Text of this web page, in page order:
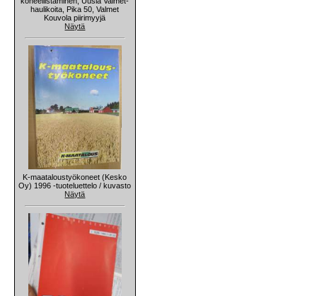
haulikoita, Pika 50, Valmet
Kouvola piirimyyjä
Näytä
K-maataloustyökoneet (Kesko
Oy) 1996 -tuoteluettelo / kuvasto
Näytä